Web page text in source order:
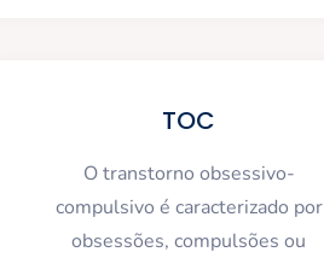
TOC
O transtorno obsessivo-
compulsivo é caracterizado por
obsessões, compulsões ou